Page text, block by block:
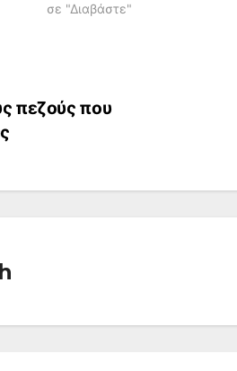
σε "Διαβάστε"
πεζούς που